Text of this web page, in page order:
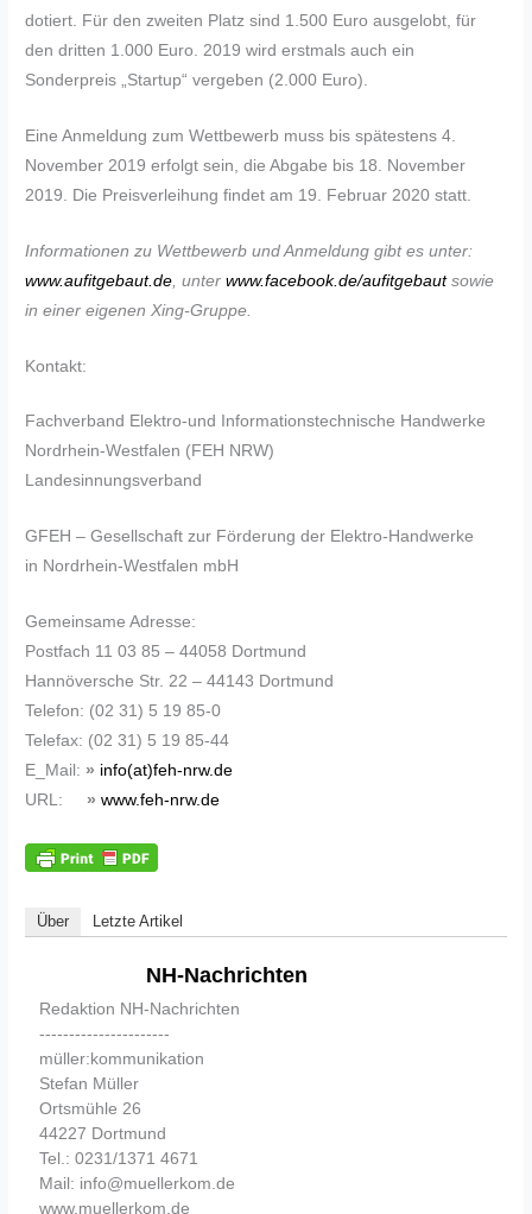
dotiert. Für den zweiten Platz sind 1.500 Euro ausgelobt, für
den dritten 1.000 Euro. 2019 wird erstmals auch ein
Sonderpreis „Startup“ vergeben (2.000 Euro).
Eine Anmeldung zum Wettbewerb muss bis spätestens 4.
November 2019 erfolgt sein, die Abgabe bis 18. November
2019. Die Preisverleihung findet am 19. Februar 2020 statt.
Informationen zu Wettbewerb und Anmeldung gibt es unter:
www.aufitgebaut.de , unterwww.facebook.de/aufitgebautsowie
in einer eigenen Xing-Gruppe.
Kontakt:
Fachverband Elektro-und Informationstechnische Handwerke
Nordrhein-Westfalen (FEH NRW)
Landesinnungsverband
GFEH – Gesellschaft zur Förderung der Elektro-Handwerke
in Nordrhein-Westfalen mbH
Gemeinsame Adresse:
Postfach 11 03 85 – 44058 Dortmund
Hannöversche Str. 22 – 44143 Dortmund
Telefon: (02 31) 5 19 85-0
Telefax: (02 31) 5 19 85-44
E_Mail: » info(at)feh-nrw.de
URL: » www.feh-nrw.de
Über Letzte Artikel
NH-Nachrichten
Redaktion NH-Nachrichten
----------------------
müller:kommunikation
Stefan Müller
Ortsmühle 26
44227 Dortmund
Tel.: 0231/1371 4671
Mail: info@muellerkom.de
www.muellerkom.de